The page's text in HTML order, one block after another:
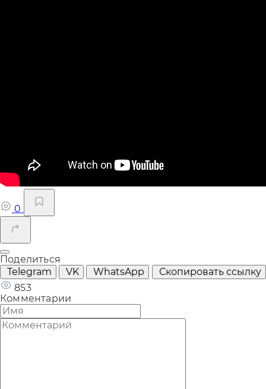
0
Поделиться
Telegram
VK WhatsApp
Скопировать ссылку
853
Комментарии